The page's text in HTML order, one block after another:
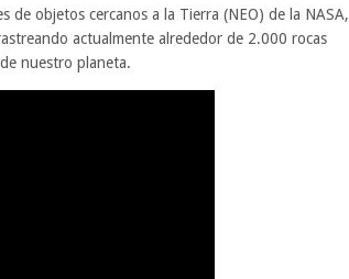
de objetos cercanos a la Tierra (NEO) de la NASA,
actualmente alrededor de 2.000 rocas
nuestro planeta.